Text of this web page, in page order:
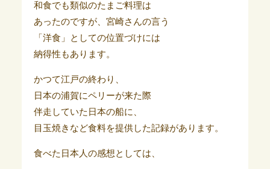
和食でも類似のたまご料理は
あったのですが、宮崎さんの言う
「洋食」としての位置づけには
納得性もあります。
かつて江戸の終わり、
日本の浦賀にペリーが来た際
伴走していた日本の船に、
目玉焼きなど食料を提供した記録があります。
食べた日本人の感想としては、